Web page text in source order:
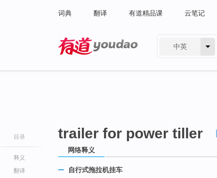
词典 翻译 有道精品课 云笔记
中英
目录
释义
翻译
trailer for power tiller
网络释义
自行式拖拉机挂车